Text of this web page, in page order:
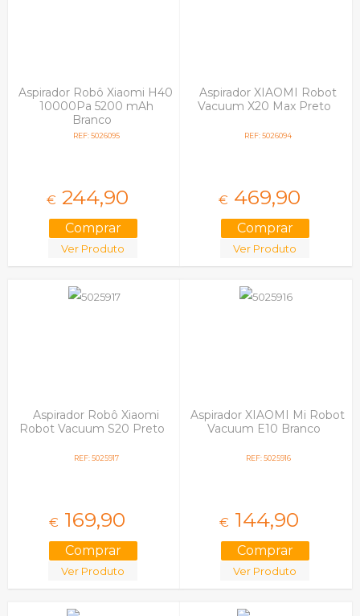
Aspirador Robô Xiaomi H40
10000Pa 5200 mAh
Branco
REF: 5026095
€ 244,90
Ver Produto
Aspirador XIAOMI Robot
Vacuum X20 Max Preto
REF: 5026094
€ 469,90
Ver Produto
Aspirador Robô Xiaomi
Robot Vacuum S20 Preto
REF: 5025917
€ 169,90
Ver Produto
Aspirador XIAOMI Mi Robot
Vacuum E10 Branco
REF: 5025916
€ 144,90
Ver Produto